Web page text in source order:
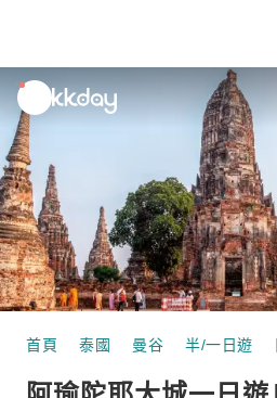
unread
notifications
首頁 泰國 曼谷 半/一日遊